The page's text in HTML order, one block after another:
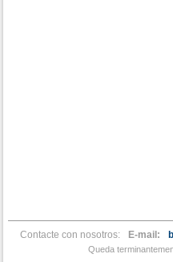
Contacte con nosotros: E-mail:
Queda